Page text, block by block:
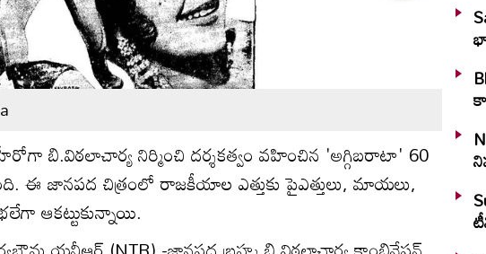
బి.విఠలాచార్య నిర్మించి దర్శకత్వం వహించిన 'అగ్గిబరాటా' 60
ఈ జానపద చిత్రంలో రాజకీయాల ఎత్తుకు పైఎత్తులు, మాయలు,
ఆకట్టుకున్నాయి.